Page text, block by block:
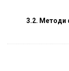
3.2. Методи